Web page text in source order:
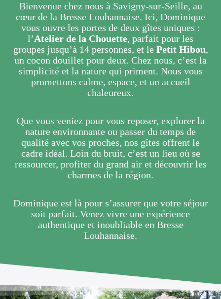
Bienvenue chez nous à Savigny-sur-Seille, au
cœur de la Bresse Louhannaise. Ici, Dominique
vous ouvre les portes de deux gîtes uniques :
l’Atelier de la Chouette, parfait pour les
groupes jusqu’à 14 personnes, et le Petit Hibou,
un cocon douillet pour deux. Chez nous, c’est la
simplicité et la nature qui priment. Nous vous
promettons calme, espace, et un accueil
chaleureux.
Que vous veniez pour vous reposer, explorer la
nature environnante ou passer du temps de
qualité avec vos proches, nos gîtes offrent le
cadre idéal. Loin du bruit, c’est un lieu où se
ressourcer, profiter du grand air et découvrir les
charmes de la région.
Dominique est là pour s’assurer que votre séjour
soit parfait. Venez vivre une expérience
authentique et inoubliable en Bresse
Louhannaise.